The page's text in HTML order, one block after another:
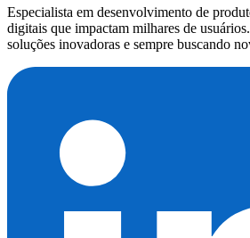
Especialista em desenvolvimento de
digitais que impactam milhares de
soluções inovadoras e sempre buscando